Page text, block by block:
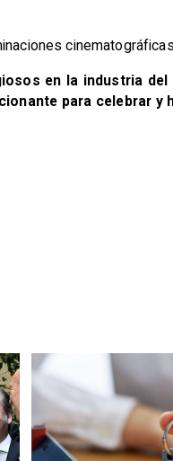
en la industria del
para celebrar y